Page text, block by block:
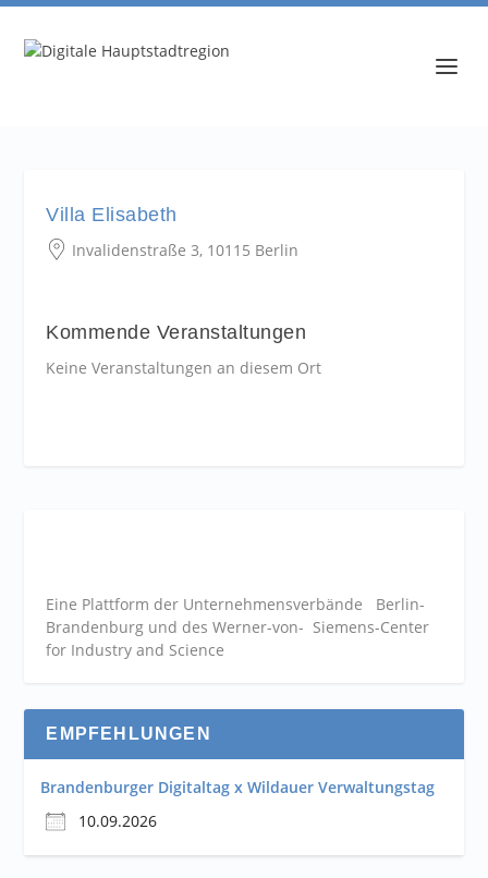
Villa Elisabeth
Invalidenstraße 3, 10115 Berlin
Kommende Veranstaltungen
Keine Veranstaltungen an diesem Ort
Eine Plattform der Unternehmensverbände Berlin-
Brandenburg und des Werner-von- Siemens-Center
for Industry and Science
EMPFEHLUNGEN
Brandenburger Digitaltag x Wildauer Verwaltungstag
10.09.2026